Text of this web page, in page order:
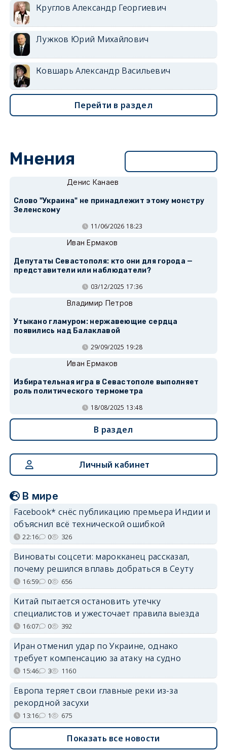
Круглов Александр Георгиевич
Лужков Юрий Михайлович
Ковшарь Александр Васильевич
Перейти в раздел
Мнения
Денис Канаев
Слово "Украина" не принадлежит этому монстру
Зеленскому
11/06/2026 18:23
Иван Ермаков
Депутаты Севастополя: кто они для города —
представители или наблюдатели?
03/12/2025 17:36
Владимир Петров
Утыкано гламуром: нержавеющие сердца
появились над Балаклавой
29/09/2025 19:28
Иван Ермаков
Избирательная игра в Севастополе выполняет
роль политического термометра
18/08/2025 13:48
В раздел
Личный кабинет
В мире
Facebook* снёс публикацию премьера Индии и
объяснил всё технической ошибкой
22:16 0 326
Виноваты соцсети: марокканец рассказал,
почему решился вплавь добраться в Сеуту
16:59 0 656
Китай пытается остановить утечку
специалистов и ужесточает правила выезда
16:07 0 392
Иран отменил удар по Украине, однако
требует компенсацию за атаку на судно
15:46 3 1160
Европа теряет свои главные реки из-за
рекордной засухи
13:16 1 675
Показать все новости